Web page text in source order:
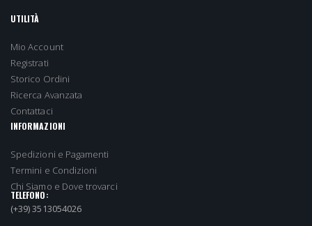
UTILITÀ
Mio Account
Registrati
Storico Ordini
Ricerca Avanzata
Contattaci
INFORMAZIONI
Spedizioni e Pagamenti
Termini e Condizioni
Chi Siamo e Dove trovarci
TELEFONO:
(+39) 3513054026